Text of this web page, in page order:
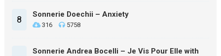
8 Sonnerie Doechii – Anxiety
316 5758
Sonnerie Andrea Bocelli – Je Vis Pour Elle with